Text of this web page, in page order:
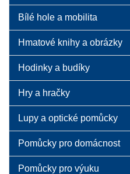
Bílé hole a mobilita
Hmatové knihy a obrázky
Hodinky a budíky
Hry a hračky
Lupy a optické pomůcky
Pomůcky pro domácnost
Pomůcky pro výuku